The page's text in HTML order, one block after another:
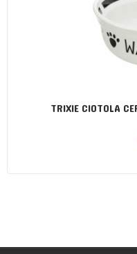
TRIXIE CIOTOLA